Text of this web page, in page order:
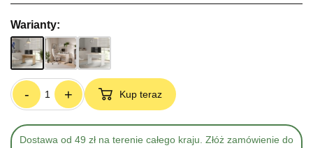
Warianty:
- + Kup teraz
Dostawa od 49 zł na terenie całego kraju. Złóż zamówienie do